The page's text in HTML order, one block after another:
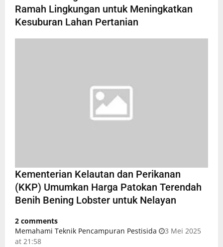
Ramah Lingkungan untuk Meningkatkan
Kesuburan Lahan Pertanian
Kementerian Kelautan dan Perikanan
(KKP) Umumkan Harga Patokan Terendah
Benih Bening Lobster untuk Nelayan
2 comments
Memahami Teknik Pencampuran Pestisida
3 Mei 2025
at 21:58